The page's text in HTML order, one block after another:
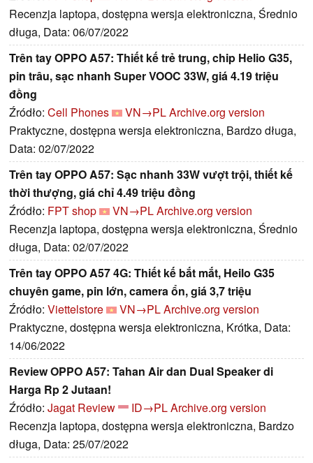
Recenzja laptopa, dostępna wersja elektroniczna, Średnio
długa, Data: 06/07/2022
Trên tay OPPO A57: Thiết kế trẻ trung, chip Helio G35,
pin trâu, sạc nhanh Super VOOC 33W, giá 4.19 triệu
đồng
Źródło: Cell Phones VN→PLArchive.org version
Praktyczne, dostępna wersja elektroniczna, Bardzo długa,
Data: 02/07/2022
Trên tay OPPO A57: Sạc nhanh 33W vượt trội, thiết kế
thời thượng, giá chỉ 4.49 triệu đồng
Źródło: FPT shop VN→PLArchive.org version
Recenzja laptopa, dostępna wersja elektroniczna, Średnio
długa, Data: 02/07/2022
Trên tay OPPO A57 4G: Thiết kế bắt mắt, Heilo G35
chuyên game, pin lớn, camera ổn, giá 3,7 triệu
Źródło: Viettelstore VN→PLArchive.org version
Praktyczne, dostępna wersja elektroniczna, Krótka, Data:
14/06/2022
Review OPPO A57: Tahan Air dan Dual Speaker di
Harga Rp 2 Jutaan!
Źródło: Jagat Review ID→PLArchive.org version
Recenzja laptopa, dostępna wersja elektroniczna, Bardzo
długa, Data: 25/07/2022